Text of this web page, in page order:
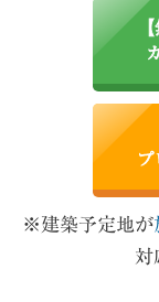
プ
※建築予定地が
対